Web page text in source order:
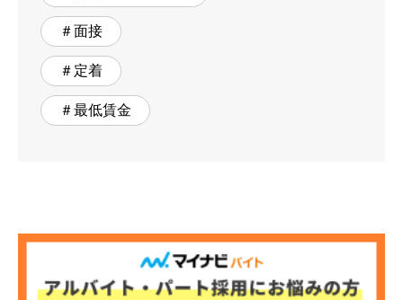
＃面接
＃定着
＃最低賃金